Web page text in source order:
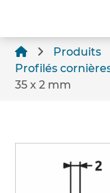
Produits
Profilés
35 x 2 mm